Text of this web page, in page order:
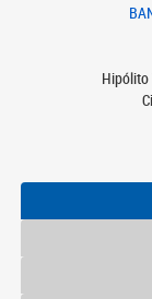
Hipólito